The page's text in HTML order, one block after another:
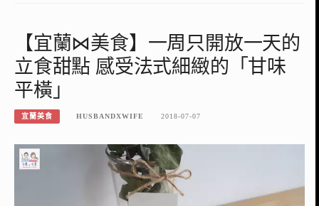
【宜蘭⋈美食】一周只開放一天的
立食甜點 感受法式細緻的「甘味
平橫」
宜蘭美食 HUSBANDXWIFE 2018-07-07